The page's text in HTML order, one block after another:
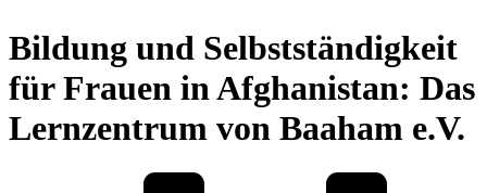
Bildung und Selbstständigkeit
für Frauen in Afghanistan: Das
Lernzentrum von Baaham e.V.